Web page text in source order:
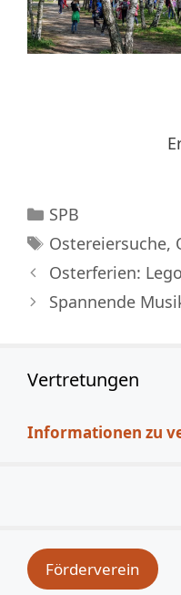
Kategorien
SPB
Schlagwörter
Ostereiersuche,
Osterferien:
Spannende
Vertretungen
Informationen zu
Förderverein